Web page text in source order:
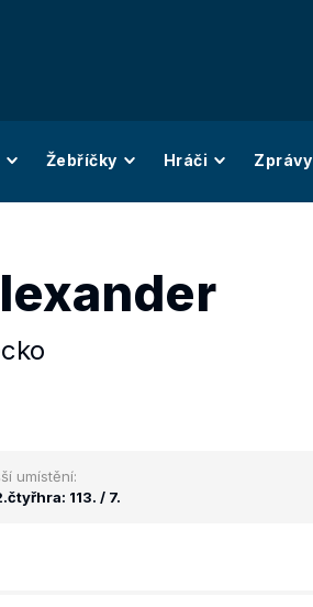
Žebříčky Hráči Zprávy
umístění:
čtyřhra: 113. / 7.